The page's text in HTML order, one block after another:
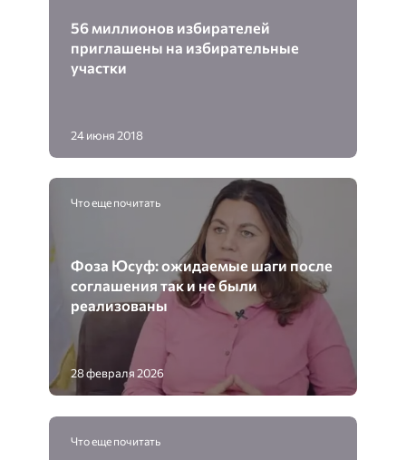
56 миллионов избирателей
приглашены на избирательные
участки
24 июня 2018
Что еще почитать
Фоза Юсуф: ожидаемые шаги после
соглашения так и не были
реализованы
28 февраля 2026
Что еще почитать